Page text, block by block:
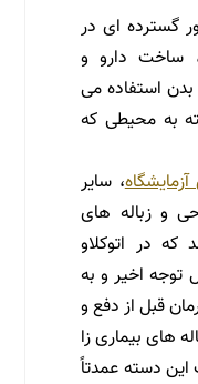
گسترده ای در
ساخت دارو و
استفاده می
به محیطی که
، سایر
و زباله های
که در اتوکلاو
توجه اخیر و به
قبل از دفع و
های بیماری زا
دسته عمدتاً